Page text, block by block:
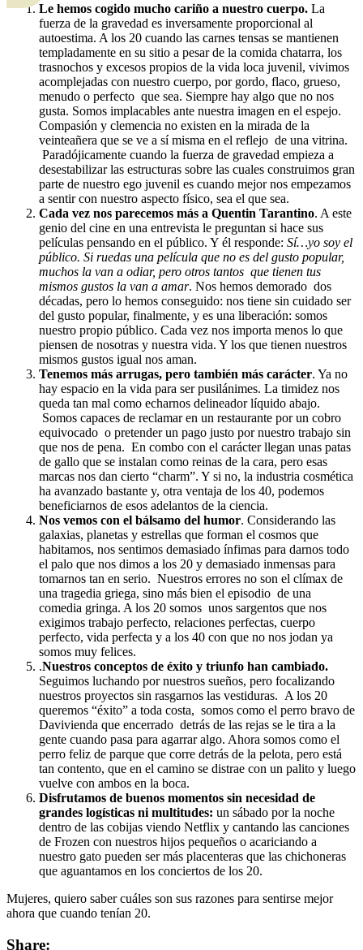
Le hemos cogido mucho cariño a nuestro cuerpo. La
fuerza de la gravedad es inversamente proporcional al
autoestima. A los 20 cuando las carnes tensas se mantienen
templadamente en su sitio a pesar de la comida chatarra, los
trasnochos y excesos propios de la vida loca juvenil, vivimos
acomplejadas con nuestro cuerpo, por gordo, flaco, grueso,
menudo o perfecto que sea. Siempre hay algo que no nos
gusta. Somos implacables ante nuestra imagen en el espejo.
Compasión y clemencia no existen en la mirada de la
veinteañera que se ve a sí misma en el reflejo de una vitrina.
Paradójicamente cuando la fuerza de gravedad empieza a
desestabilizar las estructuras sobre las cuales construimos gran
parte de nuestro ego juvenil es cuando mejor nos empezamos
a sentir con nuestro aspecto físico, sea el que sea.
Cada vez nos parecemos más a Quentin Tarantino. A este
genio del cine en una entrevista le preguntan si hace sus
películas pensando en el público. Y él responde: Sí…yo soy el
público. Si ruedas una película que no es del gusto popular,
muchos la van a odiar, pero otros tantos que tienen tus
mismos gustos la van a amar. Nos hemos demorado dos
décadas, pero lo hemos conseguido: nos tiene sin cuidado ser
del gusto popular, finalmente, y es una liberación: somos
nuestro propio público. Cada vez nos importa menos lo que
piensen de nosotras y nuestra vida. Y los que tienen nuestros
mismos gustos igual nos aman.
Tenemos más arrugas, pero también más carácter. Ya no
hay espacio en la vida para ser pusilánimes. La timidez nos
queda tan mal como echarnos delineador líquido abajo.
Somos capaces de reclamar en un restaurante por un cobro
equivocado o pretender un pago justo por nuestro trabajo sin
que nos de pena. En combo con el carácter llegan unas patas
de gallo que se instalan como reinas de la cara, pero esas
marcas nos dan cierto “charm”. Y si no, la industria cosmética
ha avanzado bastante y, otra ventaja de los 40, podemos
beneficiarnos de esos adelantos de la ciencia.
Nos vemos con el bálsamo del humor. Considerando las
galaxias, planetas y estrellas que forman el cosmos que
habitamos, nos sentimos demasiado ínfimas para darnos todo
el palo que nos dimos a los 20 y demasiado inmensas para
tomarnos tan en serio. Nuestros errores no son el clímax de
una tragedia griega, sino más bien el episodio de una
comedia gringa. A los 20 somos unos sargentos que nos
exigimos trabajo perfecto, relaciones perfectas, cuerpo
perfecto, vida perfecta y a los 40 con que no nos jodan ya
somos muy felices.
.Nuestros conceptos de éxito y triunfo han cambiado.
Seguimos luchando por nuestros sueños, pero focalizando
nuestros proyectos sin rasgarnos las vestiduras. A los 20
queremos “éxito” a toda costa, somos como el perro bravo de
Davivienda que encerrado detrás de las rejas se le tira a la
gente cuando pasa para agarrar algo. Ahora somos como el
perro feliz de parque que corre detrás de la pelota, pero está
tan contento, que en el camino se distrae con un palito y luego
vuelve con ambos en la boca.
Disfrutamos de buenos momentos sin necesidad de
grandes logísticas ni multitudes: un sábado por la noche
dentro de las cobijas viendo Netflix y cantando las canciones
de Frozen con nuestros hijos pequeños o acariciando a
nuestro gato pueden ser más placenteras que las chichoneras
que aguantamos en los conciertos de los 20.
Mujeres, quiero saber cuáles son sus razones para sentirse mejor
ahora que cuando tenían 20.
Share: